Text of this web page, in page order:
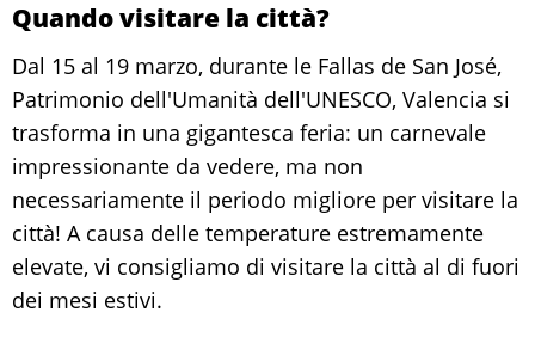
Quando visitare la città?
Dal 15 al 19 marzo, durante le Fallas de San José,
Patrimonio dell'Umanità dell'UNESCO, Valencia si
trasforma in una gigantesca feria: un carnevale
impressionante da vedere, ma non
necessariamente il periodo migliore per visitare la
città! A causa delle temperature estremamente
elevate, vi consigliamo di visitare la città al di fuori
dei mesi estivi.